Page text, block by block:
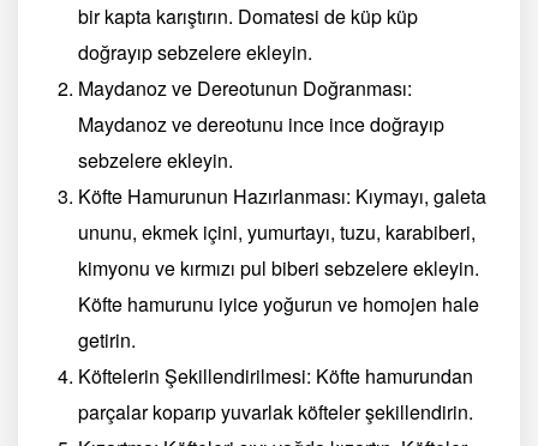
bir kapta karıştırın. Domatesi de küp küp
doğrayıp sebzelere ekleyin.
Maydanoz ve Dereotunun Doğranması:
Maydanoz ve dereotunu ince ince doğrayıp
sebzelere ekleyin.
Köfte Hamurunun Hazırlanması: Kıymayı, galeta
ununu, ekmek içini, yumurtayı, tuzu, karabiberi,
kimyonu ve kırmızı pul biberi sebzelere ekleyin.
Köfte hamurunu iyice yoğurun ve homojen hale
getirin.
Köftelerin Şekillendirilmesi: Köfte hamurundan
parçalar koparıp yuvarlak köfteler şekillendirin.